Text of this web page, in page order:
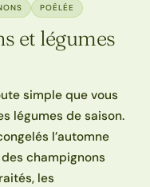
POÊLÉE
et légumes
simple que vous
légumes de saison.
l’automne
champignons
les